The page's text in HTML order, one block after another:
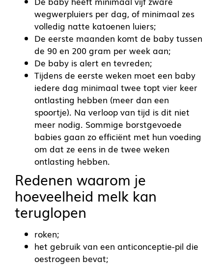
wegwerpluiers per dag, of minimaal zes
volledig natte katoenen luiers;
De eerste maanden komt de baby tussen
de 90 en 200 gram per week aan;
De baby is alert en tevreden;
Tijdens de eerste weken moet een baby
iedere dag minimaal twee topt vier keer
ontlasting hebben (meer dan een
spoortje). Na verloop van tijd is dit niet
meer nodig. Sommige borstgevoede
babies gaan zo efficiënt met hun voeding
om dat ze eens in de twee weken
ontlasting hebben.
Redenen waarom je
hoeveelheid melk kan
teruglopen
roken;
het gebruik van een anticonceptie-pil die
oestrogeen bevat;